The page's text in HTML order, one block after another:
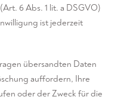
6 Abs. 1 lit. a DSGVO)
ist jederzeit
übersandten Daten
auffordern, Ihre
oder der Zweck für die